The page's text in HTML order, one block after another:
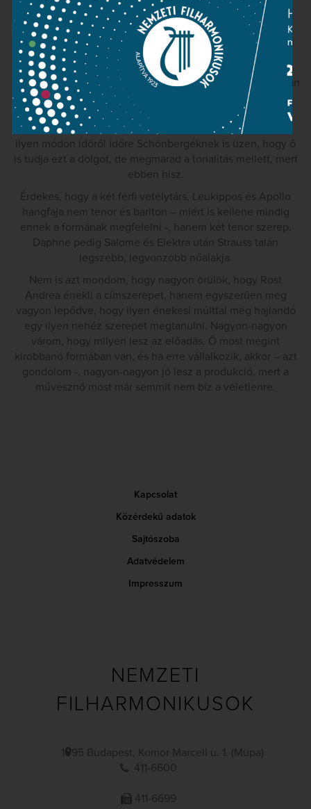
kezembe veszek. Strauss mindig is képes volt arra, hogy
meghökkentő gondolatokat konvencionális formában
tálaljon, és ez nekem nagyon tetszik. Mert inkább a
gondolat legyen meghökkentő, mint a forma. Ugyanis
Strauss, aki elsajátította a zeneszerzés minden csínját-
bínját, többek között azt is megmutatja – még a Daphnéban
is -, hogy lehet atonálisan is gondolkodni és ő tud is
atonálisan komponálni, csak éppen annyira nem érdekli,
hogy egész műveket szenteljen az atonalitásnak. Tehát
ilyen módon időről időre Schönbergéknek is üzen, hogy ő
is tudja ezt a dolgot, de megmarad a tonalitás mellett, mert
ebben hisz.
Érdekes, hogy a két férfi vetélytárs, Leukippos és Apollo
hangfaja nem tenor és bariton – miért is kellene mindig
ennek a formának megfelelni -, hanem két tenor szerep.
Daphne pedig Salome és Elektra után Strauss talán
legszebb, legvonzóbb nőalakja.
Nem is azt mondom, hogy nagyon örülök, hogy Rost
Andrea énekli a címszerepet, hanem egyszerűen meg
vagyon lepődve, hogy ilyen énekesi múlttal még hajlandó
egy ilyen nehéz szerepet megtanulni. Nagyon-nagyon
várom, hogy milyen lesz az előadás. Ő most megint
kirobbanó formában van, és ha erre vállalkozik, akkor – azt
gondolom -, nagyon-nagyon jó lesz a produkció, mert a
művésznő most már semmit nem bíz a véletlenre.
Kapcsolat
Közérdekű adatok
Sajtószoba
Adatvédelem
Impresszum
NEMZETI
FILHARMONIKUSOK
1095 Budapest, Komor Marcell u. 1. (Müpa)
411-6600
411-6699